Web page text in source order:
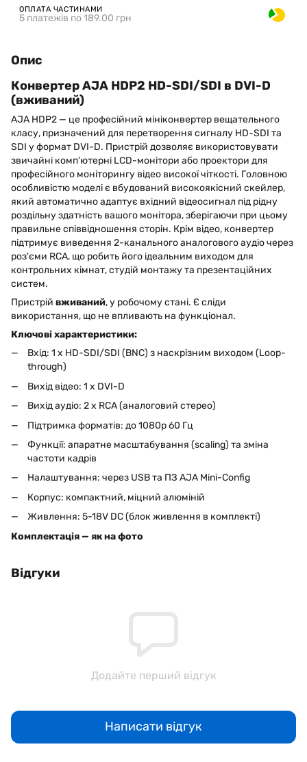
ОПЛАТА ЧАСТИНАМИ
5 платежів по 189.00 грн
Опис
Конвертер AJA HDP2 HD-SDI/SDI в DVI-D
(вживаний)
AJA HDP2 — це професійний мініконвертер вещательного
класу, призначений для перетворення сигналу HD-SDI та
SDI у формат DVI-D. Пристрій дозволяє використовувати
звичайні комп’ютерні LCD-монітори або проектори для
професійного моніторингу відео високої чіткості. Головною
особливістю моделі є вбудований високоякісний скейлер,
який автоматично адаптує вхідний відеосигнал під рідну
роздільну здатність вашого монітора, зберігаючи при цьому
правильне співвідношення сторін. Крім відео, конвертер
підтримує виведення 2-канального аналогового аудіо через
роз'єми RCA, що робить його ідеальним виходом для
контрольних кімнат, студій монтажу та презентаційних
систем.
Пристрій вживаний, у робочому стані. Є сліди
використання, що не впливають на функціонал.
Ключові характеристики:
Вхід: 1 x HD-SDI/SDI (BNC) з наскрізним виходом (Loop-
through)
Вихід відео: 1 x DVI-D
Вихід аудіо: 2 x RCA (аналоговий стерео)
Підтримка форматів: до 1080p 60 Гц
Функції: апаратне масштабування (scaling) та зміна
частоти кадрів
Налаштування: через USB та ПЗ AJA Mini-Config
Корпус: компактний, міцний алюміній
Живлення: 5-18V DC (блок живлення в комплекті)
Комплектація — як на фото
Відгуки
Додайте перший відгук
Написати відгук